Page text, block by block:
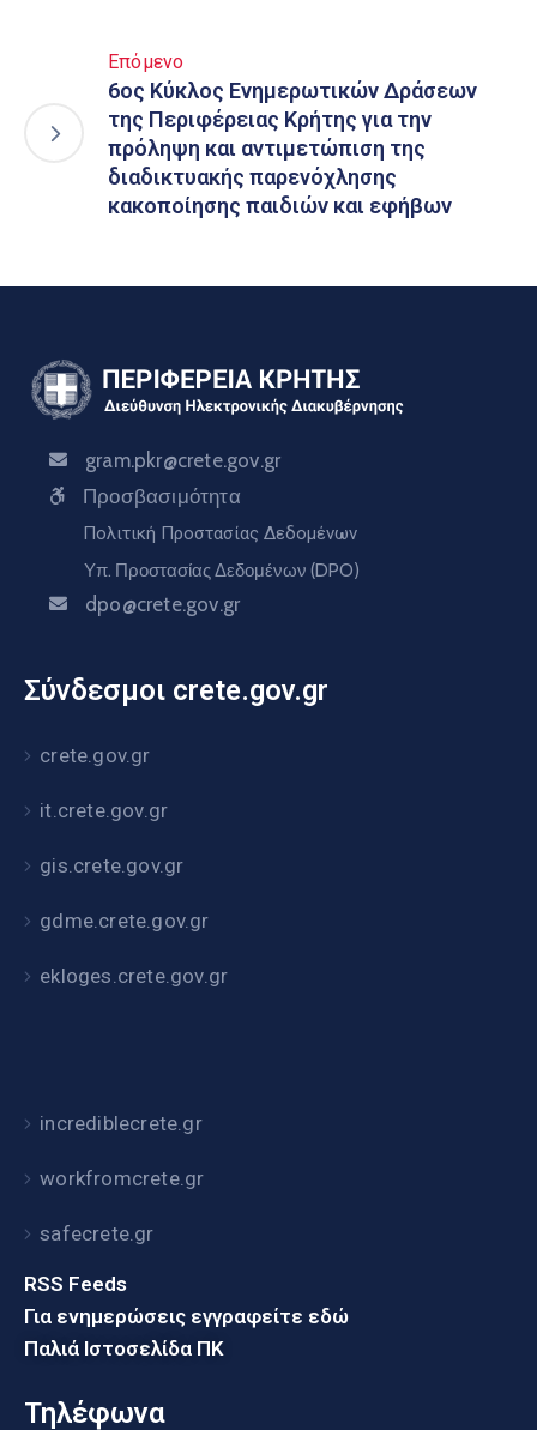
Επόμενο
6ος Κύκλος Ενημερωτικών Δράσεων
της Περιφέρειας Κρήτης για την
πρόληψη και αντιμετώπιση της
διαδικτυακής παρενόχλησης
κακοποίησης παιδιών και εφήβων
gram.pkr@crete.gov.gr
Προσβασιμότητα
Πολιτική Προστασίας Δεδομένων
Υπ. Προστασίας Δεδομένων (DPO)
dpo@crete.gov.gr
Σύνδεσμοι crete.gov.gr
crete.gov.gr
it.crete.gov.gr
gis.crete.gov.gr
gdme.crete.gov.gr
ekloges.crete.gov.gr
incrediblecrete.gr
workfromcrete.gr
safecrete.gr
RSS Feeds
Για ενημερώσεις εγγραφείτε εδώ
Παλιά Ιστοσελίδα ΠΚ
Τηλέφωνα